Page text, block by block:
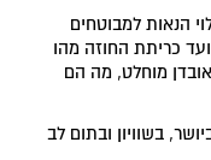
הנאות למבוטחים
כריתת החוזה מהו
מוחלט, מה הם
בשוויון ובתום לב